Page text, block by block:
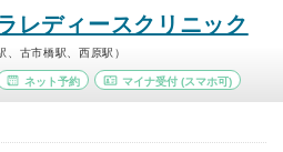
レディースクリニック
古市橋駅、西原駅）
ネット予約 マイナ受付 (スマホ可)